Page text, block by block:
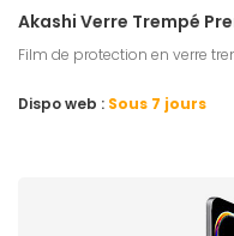
Akashi Verre Trempé
Film de protection en verre
Dispo web : Sous 7 jours